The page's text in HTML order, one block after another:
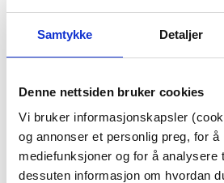
Samtykke Detaljer
Denne nettsiden bruker cookies
Vi bruker informasjonskapsler
og annonser et personlig preg, for å
mediefunksjoner og for å analysere
dessuten informasjon om hvordan
79,90